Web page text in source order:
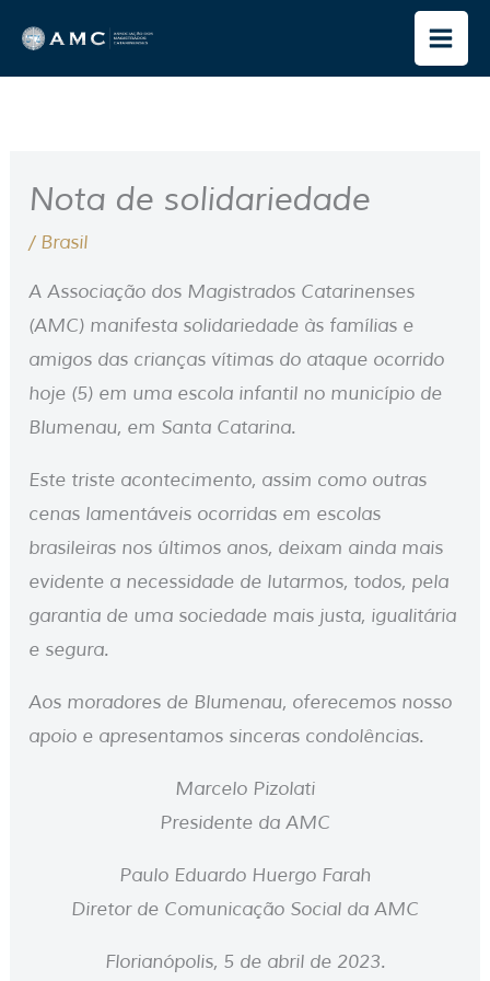
para
o
Nota de solidariedade
/ Brasil
A Associação dos Magistrados Catarinenses
(AMC) manifesta solidariedade às famílias e
amigos das crianças vítimas do ataque ocorrido
hoje (5) em uma escola infantil no município de
Blumenau, em Santa Catarina.
Este triste acontecimento, assim como outras
cenas lamentáveis ocorridas em escolas
brasileiras nos últimos anos, deixam ainda mais
evidente a necessidade de lutarmos, todos, pela
garantia de uma sociedade mais justa, igualitária
e segura.
Aos moradores de Blumenau, oferecemos nosso
apoio e apresentamos sinceras condolências.
Marcelo Pizolati
Presidente da AMC
Paulo Eduardo Huergo Farah
Diretor de Comunicação Social da AMC
Florianópolis, 5 de abril de 2023.